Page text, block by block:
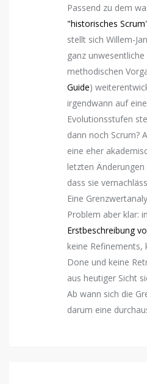
Passend zu dem
"historisches
stellt sich Willem-
ganz
methodischen
Guide)
irgendwann auf
Evolutionsstufen
dann noch Scrum?
eine eher
letzten
dass sie
Eine
Problem aber klar:
Erstbeschreibung
keine
Done und keine
aus heutiger Sicht
Ab wann sich die
darum eine